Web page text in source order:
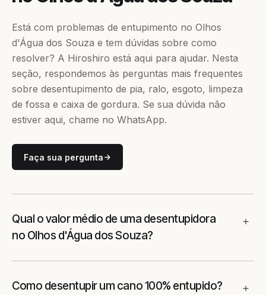
Está com problemas de entupimento no Olhos
d'Água dos Souza e tem dúvidas sobre como
resolver? A Hiroshiro está aqui para ajudar. Nesta
seção, respondemos às perguntas mais frequentes
sobre desentupimento de pia, ralo, esgoto, limpeza
de fossa e caixa de gordura. Se sua dúvida não
estiver aqui, chame no WhatsApp.
Faça sua pergunta
Qual o valor médio de uma desentupidora
no Olhos d'Água dos Souza?
Como desentupir um cano 100% entupido?